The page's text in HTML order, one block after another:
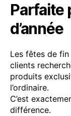
Parfaite
d’année
Les fêtes de fin
clients
produits
l’ordinaire.
C’est
différence.